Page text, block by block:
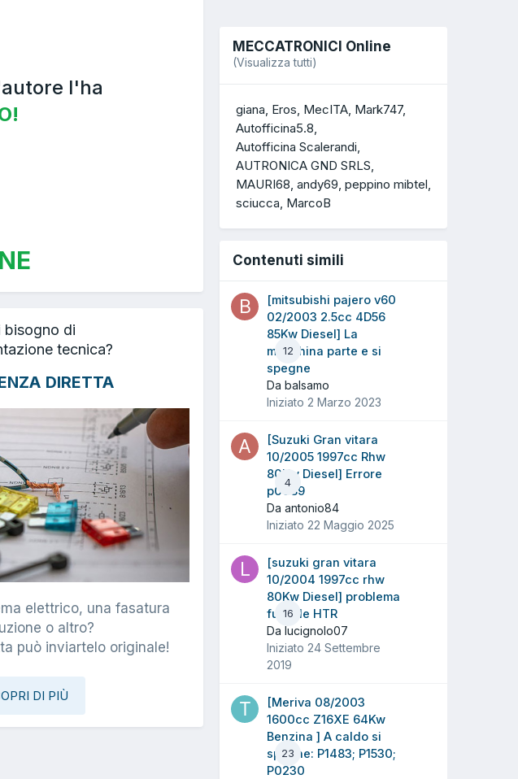
l'ha
bisogno di
tecnica?
DIRETTA
elettrico, una fasatura
o altro?
può inviartelo originale!
DI PIÙ
MECCATRONICI Online
(Visualizza tutti)
giana Eros MecITA Mark747
Autofficina5.8
Autofficina Scalerandi
AUTRONICA GND SRLS
MAURI68 andy69 peppino mibtel
sciucca MarcoB
Contenuti simili
12
[mitsubishi pajero v60
02/2003 2.5cc 4D56
85Kw Diesel] La
macchina parte e si
spegne
Da balsamo
Iniziato 2 Marzo 2023
4
[Suzuki Gran vitara
10/2005 1997cc Rhw
80Kw Diesel] Errore
p0089
Da antonio84
Iniziato 22 Maggio 2025
16
[suzuki gran vitara
10/2004 1997cc rhw
80Kw Diesel] problema
fusibile HTR
Da lucignolo07
Iniziato 24 Settembre
2019
23
[Meriva 08/2003
1600cc Z16XE 64Kw
Benzina ] A caldo si
spegne: P1483; P1530;
P0230